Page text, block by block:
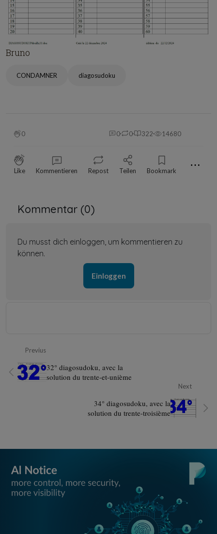
Bruno
CONDAMNER diagosudoku
0 0 0 322 14680
Like Kommentieren Repost Teilen Bookmark ⋯
Kommentar (0)
Du musst dich einloggen, um kommentieren zu
können.
Einloggen
Previus
32° diagosudoku, avec la
solution du trente-et-unième
Next
34° diagosudoku, avec la
solution du trente-troisième